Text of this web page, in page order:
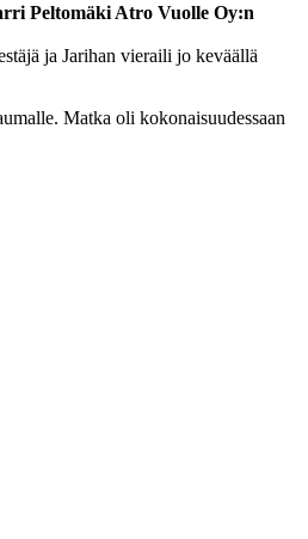
Peltomäki Atro Vuolle Oy:n
ja Jarihan vieraili jo keväällä
Matka oli kokonaisuudessaan